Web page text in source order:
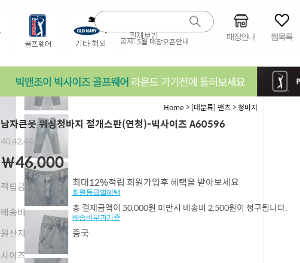
공지:5월 매장오픈안내 매장안내 찜목록
Home> [대분류] 팬츠>청바지
남자큰옷 워싱청바지 절개스판(연청)-빅사이즈 A60596
40,42,44,46
￦46,000
적립금 최대12%적립 회원가입후 혜택을 받아보세요
회원등급별혜택
배송비 총 결제금액이 50,000원 미만시 배송비 2,500원이 청구됩니다.
배송비부과기준
원산지
중국
사이즈